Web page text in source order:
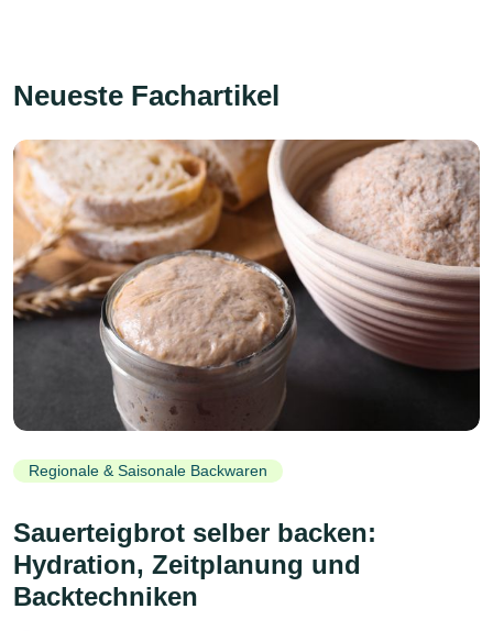
Neueste Fachartikel
Regionale & Saisonale Backwaren
Sauerteigbrot selber backen:
Hydration, Zeitplanung und
Backtechniken